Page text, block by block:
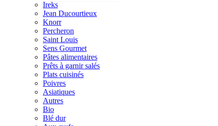
Ireks
Jean Ducourtieux
Knorr
Percheron
Saint Louis
Sens Gourmet
Pâtes alimentaires
Prêts à garnir salés
Plats cuisinés
Poivres
Asiatiques
Autres
Bio
Blé dur